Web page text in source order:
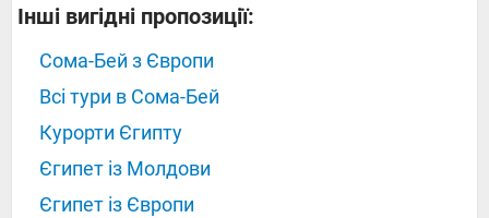
Інші вигідні пропозиції:
Сома-Бей з Європи
Всі тури в Сома-Бей
Курорти Єгипту
Єгипет із Молдови
Єгипет із Європи